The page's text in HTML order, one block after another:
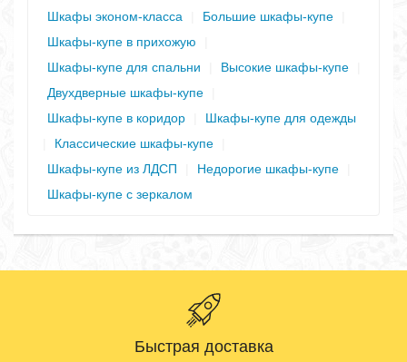
Шкафы эконом-класса
Большие шкафы-купе
Шкафы-купе в прихожую
Шкафы-купе для спальни
Высокие шкафы-купе
Двухдверные шкафы-купе
Шкафы-купе в коридор
Шкафы-купе для одежды
Классические шкафы-купе
Шкафы-купе из ЛДСП
Недорогие шкафы-купе
Шкафы-купе с зеркалом
Быстрая доставка